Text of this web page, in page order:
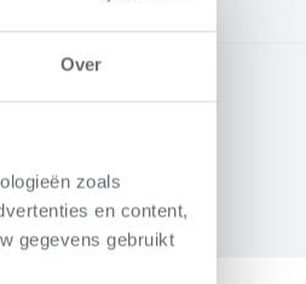
Over
zoals
en content,
gegevens gebruikt